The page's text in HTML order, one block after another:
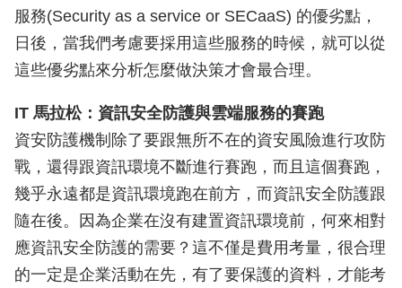
服務(Security as a service or SECaaS) 的優劣點，
日後，當我們考慮要採用這些服務的時候，就可以從
這些優劣點來分析怎麼做決策才會最合理。
IT 馬拉松：資訊安全防護與雲端服務的賽跑
資安防護機制除了要跟無所不在的資安風險進行攻防
戰，還得跟資訊環境不斷進行賽跑，而且這個賽跑，
幾乎永遠都是資訊環境跑在前方，而資訊安全防護跟
隨在後。因為企業在沒有建置資訊環境前，何來相對
應資訊安全防護的需要？這不僅是費用考量，很合理
的一定是企業活動在先，有了要保護的資料，才能考